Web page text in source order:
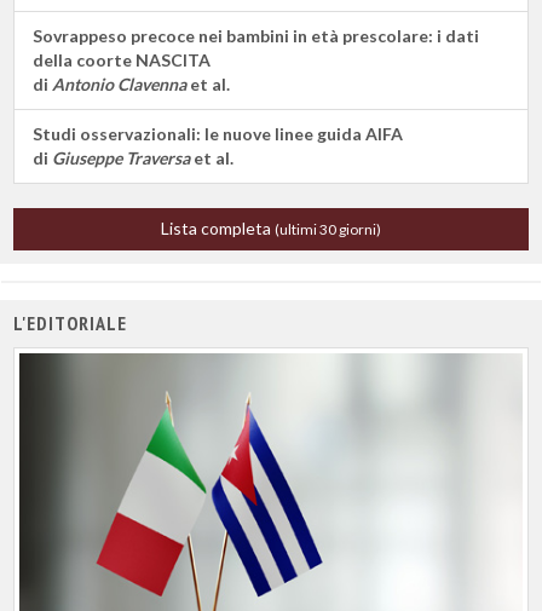
Sovrappeso precoce nei bambini in età prescolare: i dati
della coorte NASCITA
di Antonio Clavennaet al.
Studi osservazionali: le nuove linee guida AIFA
di Giuseppe Traversaet al.
Lista completa (ultimi 30 giorni)
L'EDITORIALE